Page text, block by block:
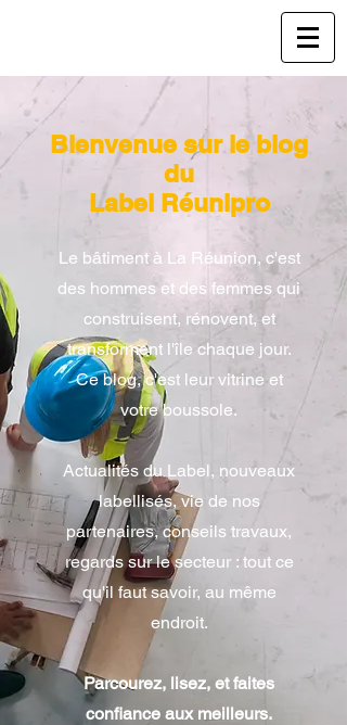
Bienvenue sur le blog
du
Label Réunipro
Le bâtiment à La Réunion, c'est
des hommes et des femmes qui
construisent, rénovent, et
transforment l'île chaque jour.
Ce blog, c'est leur vitrine et
votre boussole.
Actualités du Label, nouveaux
labellisés, vie de nos
partenaires, conseils travaux,
regards sur le secteur : tout ce
qu'il faut savoir, au même
endroit.
Parcourez, lisez, et faites
confiance aux meilleurs.